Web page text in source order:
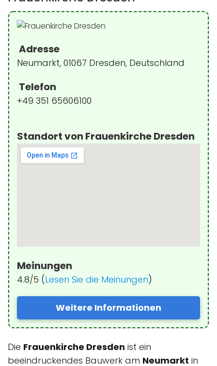
Adresse
Neumarkt, 01067 Dresden, Deutschland
Telefon
+49 351 65606100
Standort von Frauenkirche Dresden
Meinungen
4.8/5 (Lesen Sie die Meinungen)
Weitere Informationen
Die Frauenkirche Dresden ist ein
beeindruckendes Bauwerk am Neumarkt in